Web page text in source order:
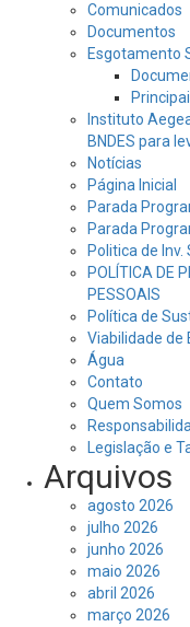
Comunicados
Documentos
Esgotamento
Instituto
BNDES para
Notícias
Página Inicial
Parada
Parada
Politica de Inv.
POLÍTICA DE
PESSOAIS
Política de
Viabilidade de
Água
Contato
Quem Somos
Legislação e
Arquivos
agosto 2026
julho 2026
junho 2026
maio 2026
abril 2026
março 2026